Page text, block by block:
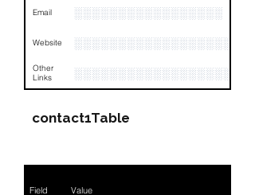
Email ░░░░░░░░░░░░░░░░░
Website
Other
Links
contact1Table
Field Value